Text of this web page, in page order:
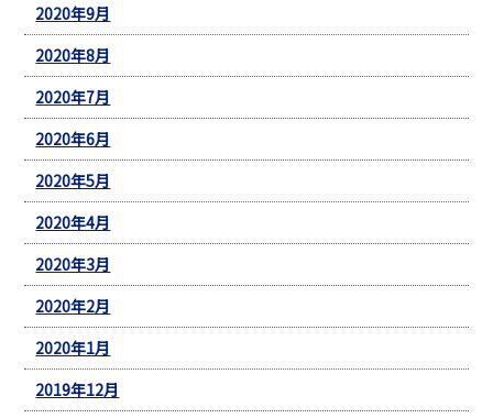
2020年9月
2020年8月
2020年7月
2020年6月
2020年5月
2020年4月
2020年3月
2020年2月
2020年1月
2019年12月